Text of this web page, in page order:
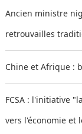
Ancien ministre
retrouvailles
Chine et Afrique :
FCSA : l'initiative
vers l'économie et